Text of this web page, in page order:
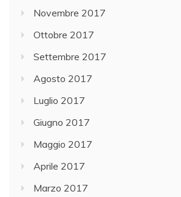
Novembre 2017
Ottobre 2017
Settembre 2017
Agosto 2017
Luglio 2017
Giugno 2017
Maggio 2017
Aprile 2017
Marzo 2017